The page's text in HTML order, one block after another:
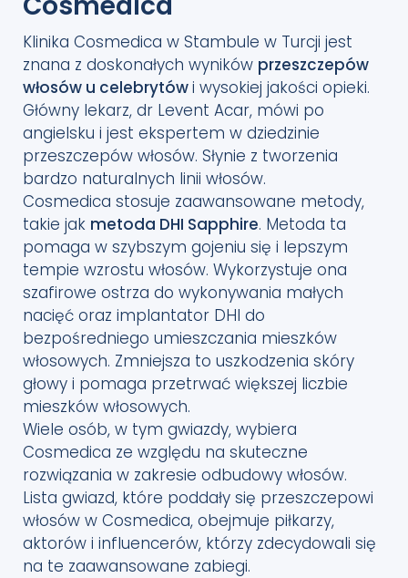
Klinika Cosmedica w Stambule w Turcji jest
znana z doskonałych wyników przeszczepów
włosów u celebrytówi wysokiej jakości opieki.
Główny lekarz, dr Levent Acar, mówi po
angielsku i jest ekspertem w dziedzinie
przeszczepów włosów. Słynie z tworzenia
bardzo naturalnych linii włosów.
Cosmedica stosuje zaawansowane metody,
takie jak metoda DHI Sapphire. Metoda ta
pomaga w szybszym gojeniu się i lepszym
tempie wzrostu włosów. Wykorzystuje ona
szafirowe ostrza do wykonywania małych
nacięć oraz implantator DHI do
bezpośredniego umieszczania mieszków
włosowych. Zmniejsza to uszkodzenia skóry
głowy i pomaga przetrwać większej liczbie
mieszków włosowych.
Wiele osób, w tym gwiazdy, wybiera
Cosmedica ze względu na skuteczne
rozwiązania w zakresie odbudowy włosów.
Lista gwiazd, które poddały się przeszczepowi
włosów w Cosmedica, obejmuje piłkarzy,
aktorów i influencerów, którzy zdecydowali się
na te zaawansowane zabiegi.